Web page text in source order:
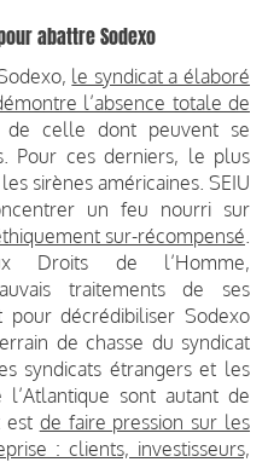
abattre Sodexo
le syndicat a élaboré
l’absence totale de
celle dont peuvent se
Pour ces derniers, le plus
sirènes américaines. SEIU
un feu nourri sur
sur-récompensé
Droits de l’Homme,
traitements de ses
décrédibiliser Sodexo
de chasse du syndicat
syndicats étrangers et les
sont autant de
est de faire pression sur les
: clients, investisseurs,